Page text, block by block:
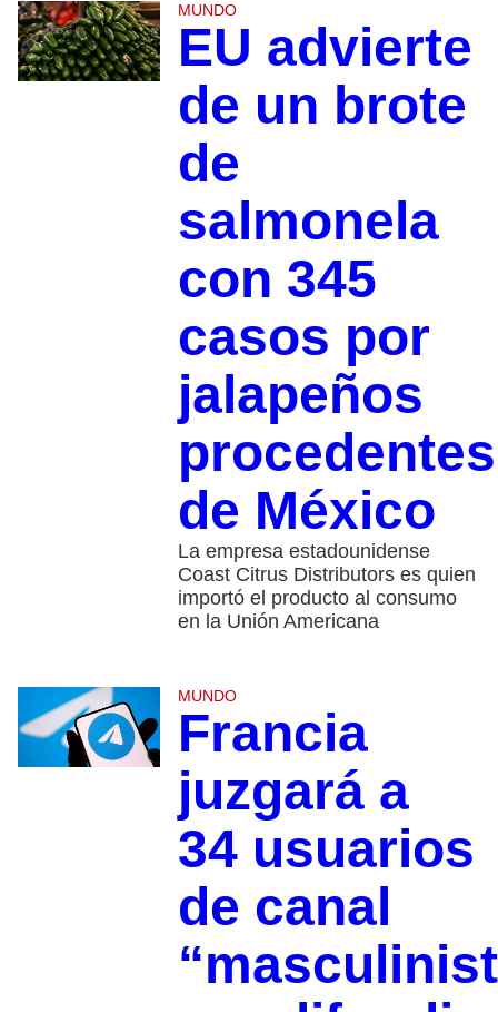
MUNDO
EU advierte
de un brote
de
salmonela
con 345
casos por
jalapeños
procedentes
de México
La empresa estadounidense
Coast Citrus Distributors es quien
importó el producto al consumo
en la Unión Americana
MUNDO
Francia
juzgará a
34 usuarios
de canal